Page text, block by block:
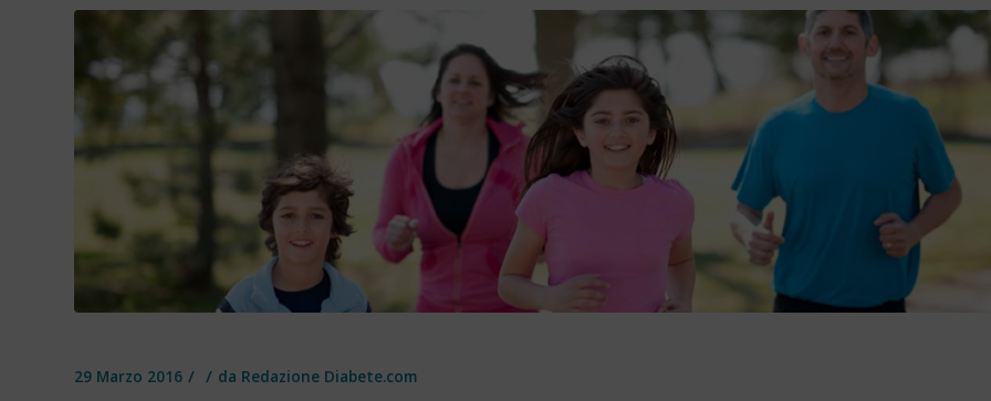
29 Marzo 2016 / / da Redazione Diabete.com